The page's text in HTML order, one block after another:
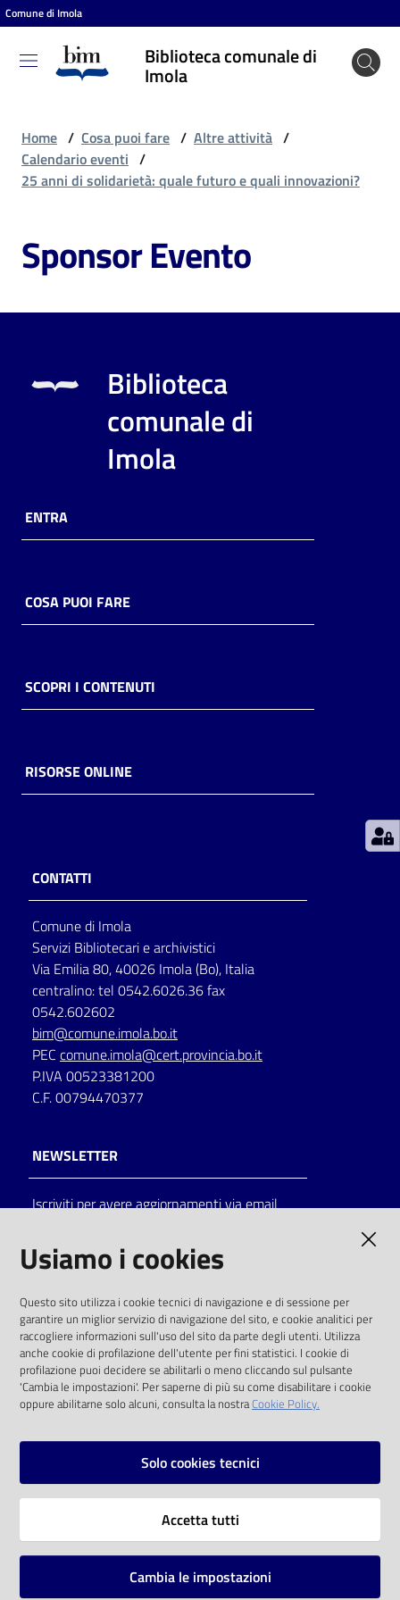
Vai al contenuto
Vai alla navigazione
Vai al footer
Comune di Imola
Biblioteca comunale di
Imola
Biblioteca
comunale
Cosa
fare
Scopri
online
Piani
Decentrate
Seguici
su
on line
Eventi
Chiedi al
bibliotecario
Avvisi
Home / Cosa puoi fare / Altre attività /
Calendario eventi /
25 anni di solidarietà: quale futuro e quali innovazioni?
Sponsor Evento
Biblioteca
comunale di
Imola
ENTRA
COSA PUOI FARE
SCOPRI I CONTENUTI
RISORSE ONLINE
CONTATTI
Comune di Imola
Servizi Bibliotecari e archivistici
Via Emilia 80, 40026 Imola (Bo), Italia
centralino: tel 0542.6026.36 fax
0542.602602
bim@comune.imola.bo.it
PEC comune.imola@cert.provincia.bo.it
P.IVA 00523381200
C.F. 00794470377
NEWSLETTER
Iscriviti per avere aggiornamenti via email
solo alle condizioni previste dalla direttiva
comunitaria 2003/98/CE e dal d.lgs. 36/2006
SOCIAL
Instagram
Vai alla pagina
Usiamo i cookies
Questo sito utilizza i cookie tecnici di navigazione e di sessione per
garantire un miglior servizio di navigazione del sito, e cookie analitici per
raccogliere informazioni sull'uso del sito da parte degli utenti. Utilizza
anche cookie di profilazione dell'utente per fini statistici. I cookie di
profilazione puoi decidere se abilitarli o meno cliccando sul pulsante
'Cambia le impostazioni'. Per saperne di più su come disabilitare i cookie
oppure abilitarne solo alcuni, consulta la nostraCookie Policy.
Solo cookies tecnici
Accetta tutti
Cambia le impostazioni